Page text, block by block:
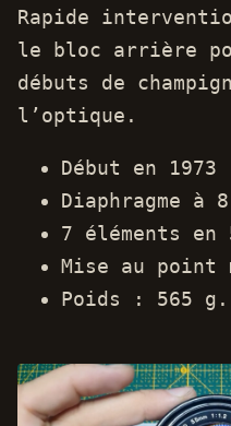
Rapide
le bloc arrière
débuts de
l’optique.
Début en 1973
Diaphragme à
7 éléments en
Mise au point
Poids : 565 g.